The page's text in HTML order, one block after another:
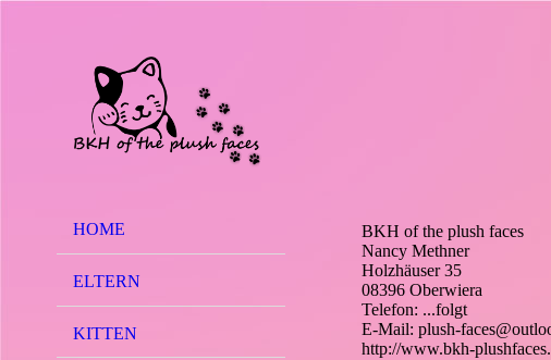
HOME
ELTERN
KITTEN
BKH of the plush faces
Nancy Methner
Holzhäuser 35
08396 Oberwiera
Telefon: ...folgt
E-Mail: plush-
http://www.bkh-